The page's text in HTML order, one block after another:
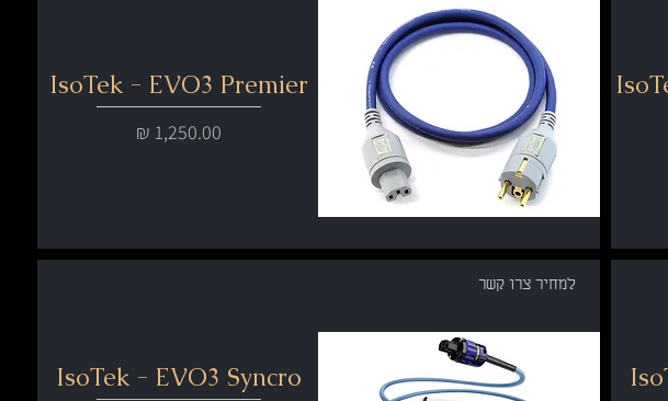
IsoTek - EVO3 Premier
מחיר
למחיר צרו קשר
IsoTek - EVO3 Syncro